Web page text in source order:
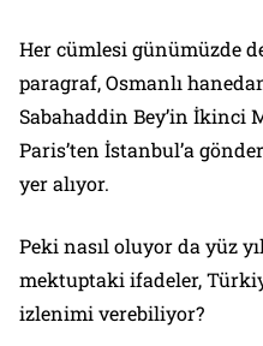
Her cümlesi günümüzde
paragraf, Osmanlı
Sabahaddin Bey’in İkinci
Paris’ten İstanbul’a
yer alıyor.
Peki nasıl oluyor da yüz
mektuptaki ifadeler,
izlenimi verebiliyor?